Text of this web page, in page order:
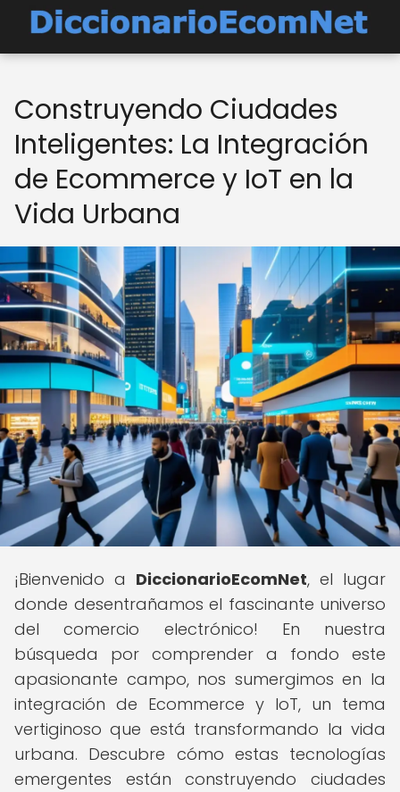
Construyendo Ciudades
Inteligentes: La Integración
de Ecommerce y IoT en la
Vida Urbana
¡Bienvenido a DiccionarioEcomNet, el lugar
donde desentrañamos el fascinante universo
del comercio electrónico! En nuestra
búsqueda por comprender a fondo este
apasionante campo, nos sumergimos en la
integración de Ecommerce y IoT, un tema
vertiginoso que está transformando la vida
urbana. Descubre cómo estas tecnologías
emergentes están construyendo ciudades